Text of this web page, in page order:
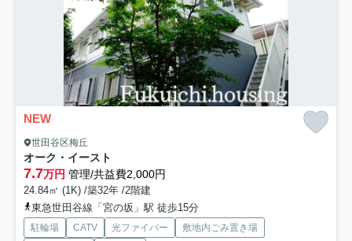
NEW
世田谷区梅丘
オーク・イースト
7.7万円 管理/共益費2,000円
24.84㎡ (1K) /築32年 /2階建
東急世田谷線「宮の坂」駅 徒歩15分
駐輪場 CATV 光ファイバー
敷地内ごみ置き場